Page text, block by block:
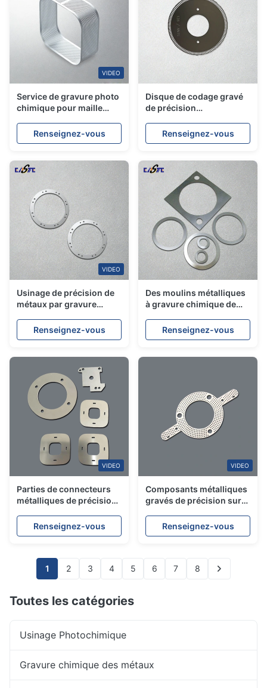
VIDEO
Service de gravure photo
chimique pour maille
inoxydable de précision
personnalisée
Renseignez-vous
Disque de codage gravé
de précision
Disque de codage rotatif
de photo-chimique à
capteur de contrôle de
mouvement
Renseignez-vous
VIDEO
Usinage de précision de
métaux par gravure
métalliques précis Cales
métalliques ultra-minces
Renseignez-vous
Des moulins métalliques
à gravure chimique de
Renseignez-vous
VIDEO
Parties de connecteurs
métalliques de précision
en acier inoxydable gravé
chimiquement
Renseignez-vous
VIDEO
Composants métalliques
gravés de précision sur
industrielles
Renseignez-vous
1 2 3 4 5 6 7 8
Toutes les catégories
Usinage Photochimique
Gravure chimique des métaux